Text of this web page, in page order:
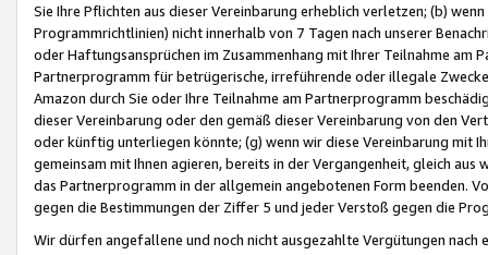
Sie Ihre Pflichten aus dieser Vereinbarung erheblich verletzen; (b)
Programmrichtlinien) nicht innerhalb von 7 Tagen nach unserer
oder Haftungsansprüchen im Zusammenhang mit Ihrer Teilnahme am
Partnerprogramm für betrügerische, irreführende oder illegale
Amazon durch Sie oder Ihre Teilnahme am Partnerprogramm
dieser Vereinbarung oder den gemäß dieser Vereinbarung von den
oder künftig unterliegen könnte; (g) wenn wir diese Vereinbarung mit
gemeinsam mit Ihnen agieren, bereits in der Vergangenheit, gleich
das Partnerprogramm in der allgemein angebotenen Form beenden.
gegen die Bestimmungen der Ziffer 5 und jeder Verstoß gegen die
Wir dürfen angefallene und noch nicht ausgezahlte Vergütungen